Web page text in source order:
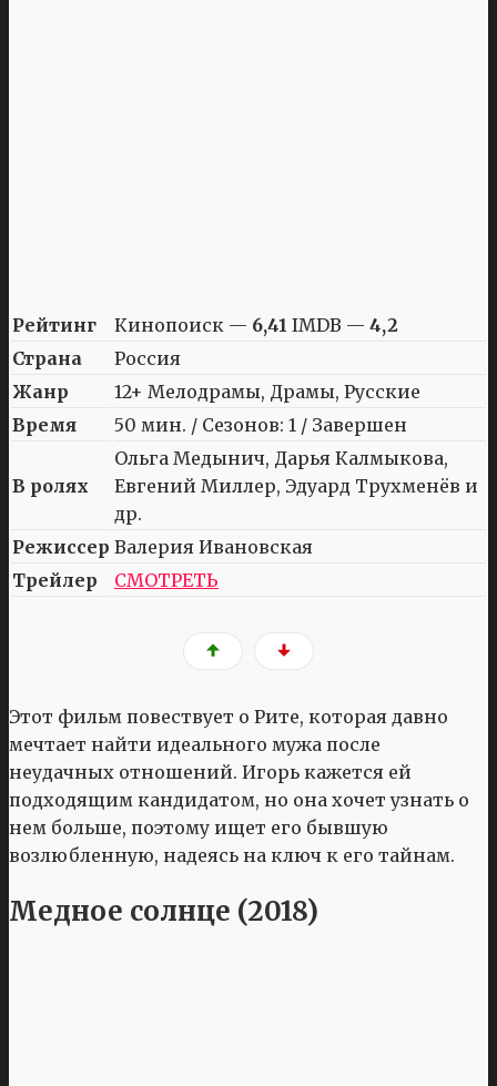
Рейтинг Кинопоиск — 6,41 IMDB — 4,2
Страна
Россия
Жанр
12+ Мелодрамы, Драмы, Русские
Время
50 мин. / Сезонов: 1 / Завершен
В ролях
Ольга Медынич, Дарья Калмыкова,
Евгений Миллер, Эдуард Трухменёв и
др.
Режиссер Валерия Ивановская
Трейлер
СМОТРЕТЬ
Этот фильм повествует о Рите, которая давно
мечтает найти идеального мужа после
неудачных отношений. Игорь кажется ей
подходящим кандидатом, но она хочет узнать о
нем больше, поэтому ищет его бывшую
возлюбленную, надеясь на ключ к его тайнам.
Медное солнце (2018)